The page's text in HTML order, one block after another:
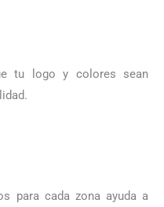
tu logo y colores sean
para cada zona ayuda a